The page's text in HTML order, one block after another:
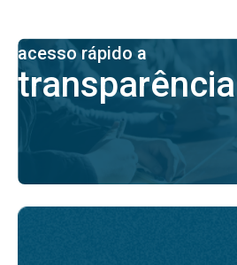
acesso rápido a
transparência